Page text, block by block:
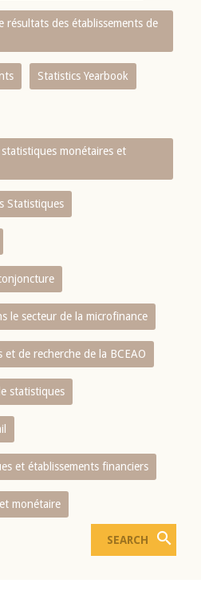
résultats des établissements de
Statistics Yearbook
monétaires et
Statistiques
le secteur de la microfinance
et de recherche de la BCEAO
statistiques
et établissements financiers
monétaire